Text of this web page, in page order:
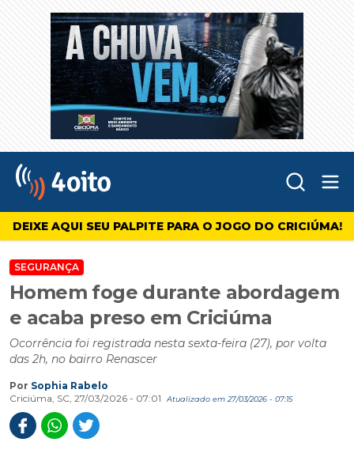
4oito
DEIXE AQUI SEU PALPITE PARA O JOGO DO CRICIÚMA!
SEGURANÇA
Homem foge durante abordagem
e acaba preso em Criciúma
Ocorrência foi registrada nesta sexta-feira (27), por volta
das 2h, no bairro Renascer
Por Sophia Rabelo
Criciúma, SC, 27/03/2026 - 07:01
Atualizado em 27/03/2026 - 07:15